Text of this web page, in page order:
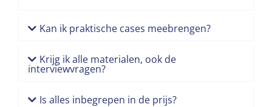
Kan ik praktische cases meebrengen?
Krijg ik alle materialen, ook de
interviewvragen?
Is alles inbegrepen in de prijs?